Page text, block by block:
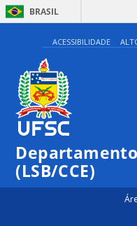
BRASIL
ACESSIBILIDADE
(LSB/CCE)